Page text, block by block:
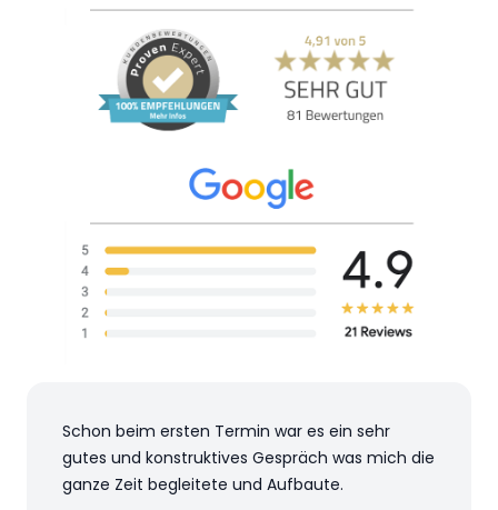
Schon beim ersten Termin war es ein sehr
gutes und konstruktives Gespräch was mich die
ganze Zeit begleitete und Aufbaute.